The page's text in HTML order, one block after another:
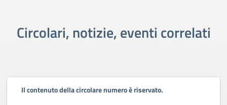
Circolari, notizie, eventi correlati
Il contenuto della circolare numero è riservato.